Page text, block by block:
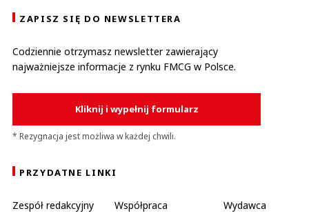
ZAPISZ SIĘ DO NEWSLETTERA
Codziennie otrzymasz newsletter zawierający
najważniejsze informacje z rynku FMCG w Polsce.
Kliknij i wypełnij formularz
* Rezygnacja jest możliwa w każdej chwili.
PRZYDATNE LINKI
Zespół redakcyjny Współpraca
Wydawca